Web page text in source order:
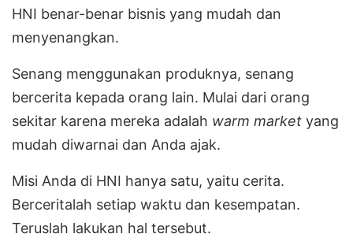
HNI benar-benar bisnis yang mudah dan
menyenangkan.
Senang menggunakan produknya, senang
bercerita kepada orang lain. Mulai dari orang
sekitar karena mereka adalah warm market yang
mudah diwarnai dan Anda ajak.
Misi Anda di HNI hanya satu, yaitu cerita.
Berceritalah setiap waktu dan kesempatan.
Teruslah lakukan hal tersebut.